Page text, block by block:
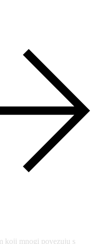
koji mnogi povezuju s